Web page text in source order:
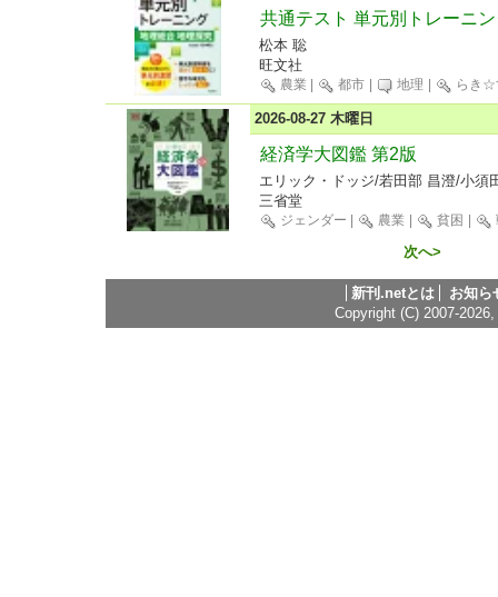
共通テスト 単元別トレーニ
松本 聡
旺文社
農業 都市 地理 らき☆
2026-08-27 木曜日
経済学大図鑑 第2版
エリック・ドッジ/若田部 昌澄/小須
三省堂
ジェンダー 農業 貧困
次へ>
新刊.netとは
お知ら
Copyright (C) 2007-2026,